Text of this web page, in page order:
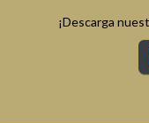
¡Descarga